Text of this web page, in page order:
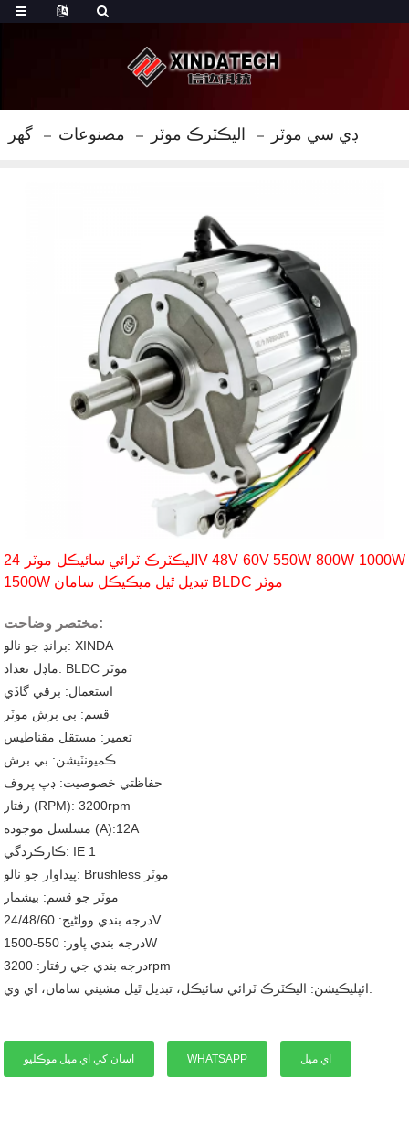
گهر مصنوعات اليڪٽرڪ موٽر ڊي سي موٽر
اليڪٽرڪ ٽرائي سائيڪل موٽر 24V 48V 60V 550W 800W 1000W
1500W تبديل ٿيل ميڪيڪل سامان BLDC موٽر
مختصر وضاحت:
برانڊ جو نالو: XINDA
ماڊل تعداد: BLDC موٽر
استعمال: برقي گاڏي
قسم: بي برش موٽر
تعمير: مستقل مقناطيس
ڪميونٽيشن: بي برش
حفاظتي خصوصيت: ڊپ پروف
رفتار (RPM): 3200rpm
مسلسل موجوده (A):12A
ڪارڪردگي: IE 1
پيداوار جو نالو: Brushless موٽر
موٽر جو قسم: بيشمار
درجه بندي وولٹیج: 24/48/60V
درجه بندي پاور: 550-1500W
درجه بندي جي رفتار: 3200rpm
اسان کي اي ميل موڪليو WHATSAPP اي ميل